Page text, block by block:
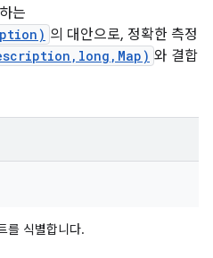
는
의 대안으로, 정확한 측정
와 결합
를 식별합니다.